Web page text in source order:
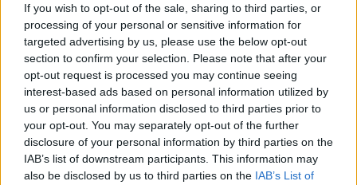
If you wish to opt-out of the sale, sharing to third parties, or
processing of your personal or sensitive information for
targeted advertising by us, please use the below opt-out
section to confirm your selection. Please note that after your
opt-out request is processed you may continue seeing
interest-based ads based on personal information utilized by
us or personal information disclosed to third parties prior to
your opt-out. You may separately opt-out of the further
disclosure of your personal information by third parties on the
IAB’s list of downstream participants. This information may
also be disclosed by us to third parties on the IAB’s List of